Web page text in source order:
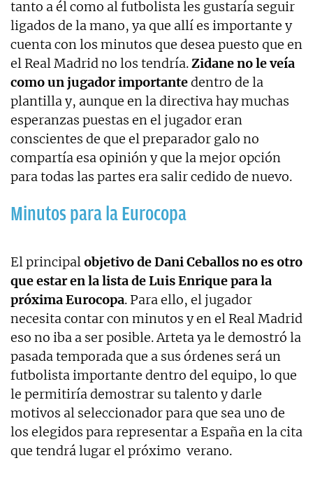
tanto a él como al futbolista les gustaría seguir
ligados de la mano, ya que allí es importante y
cuenta con los minutos que desea puesto que en
el Real Madrid no los tendría.Zidane no le veía
como un jugador importantedentro de la
plantilla y, aunque en la directiva hay muchas
esperanzas puestas en el jugador eran
conscientes de que el preparador galo no
compartía esa opinión y que la mejor opción
para todas las partes era salir cedido de nuevo.
Minutos para la Eurocopa
El principalobjetivo de Dani Ceballos no es otro
que estar en la lista de Luis Enrique para la
próxima Eurocopa. Para ello, el jugador
necesita contar con minutos y en el Real Madrid
eso no iba a ser posible. Arteta ya le demostró la
pasada temporada que a sus órdenes será un
futbolista importante dentro del equipo, lo que
le permitiría demostrar su talento y darle
motivos al seleccionador para que sea uno de
los elegidos para representar a España en la cita
que tendrá lugar el próximo verano.